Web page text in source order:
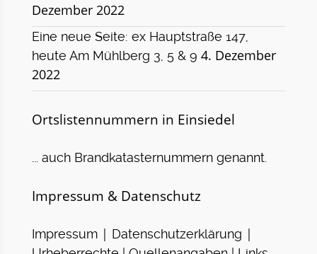
Dezember 2022
Eine neue Seite: ex Hauptstraße 147,
heute Am Mühlberg 3, 5 & 9 4. Dezember
2022
Ortslistennummern in Einsiedel
... auch Brandkatasternummern genannt.
Impressum & Datenschutz
Impressum| Datenschutzerklärung |